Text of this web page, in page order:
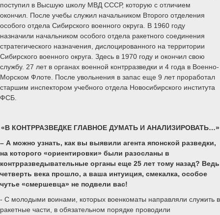
поступил в Высшую школу МВД СССР, которую с отличием
окончил. После учебы служил начальником Второго отделения
особого отдела Сибирского военного округа. В 1960 году
назначили начальником особого отдела ракетного соединения
стратегического назначения, дислоцированного на территории
Сибирского военного округа. Здесь в 1970 году и окончил свою
службу. 27 лет в органах военной контрразведки и 4 года в Военно-
Морском Флоте. После увольнения в запас еще 9 лет проработал
старшим инспектором учебного отдела Новосибирского института
ФСБ.
«В КОНТРРАЗВЕДКЕ ГЛАВНОЕ ДУМАТЬ И АНАЛИЗИРОВАТЬ…»
– А можно узнать, как вы выявили агента японской разведки,
на которого «ориентировки» были разосланы в
контрразведывательные органы еще 25 лет тому назад? Ведь
четверть века прошло, а ваша интуиция, смекалка, особое
чутье «смершевца» не подвели вас!
- С молодыми воинами, которых военкоматы направляли служить в
ракетные части, в обязательном порядке проводили